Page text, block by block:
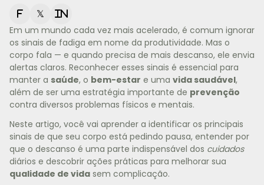
f 𝕏 in
Em um mundo cada vez mais acelerado, é comum ignorar
os sinais de fadiga em nome da produtividade. Mas o
corpo fala — e quando precisa de mais descanso, ele envia
alertas claros. Reconhecer esses sinais é essencial para
manter a saúde, o bem-estar e uma vida saudável,
além de ser uma estratégia importante de prevenção
contra diversos problemas físicos e mentais.
Neste artigo, você vai aprender a identificar os principais
sinais de que seu corpo está pedindo pausa, entender por
que o descanso é uma parte indispensável dos cuidados
diários e descobrir ações práticas para melhorar sua
qualidade de vida sem complicação.